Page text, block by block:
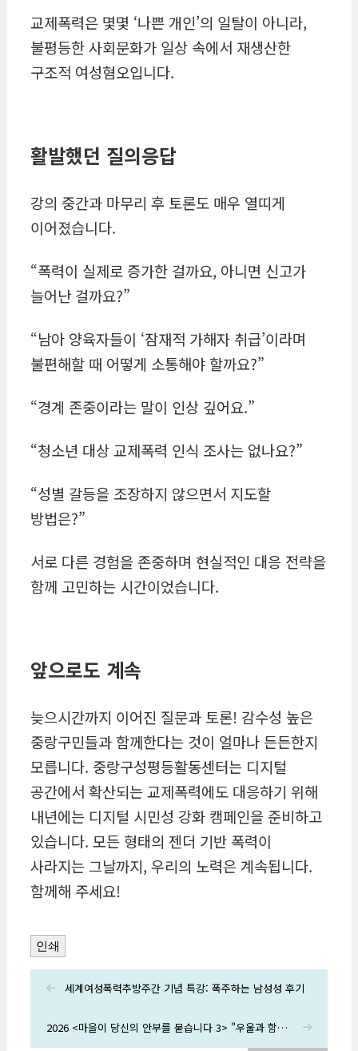
교제폭력은 몇몇 ‘나쁜 개인’의 일탈이 아니라,
불평등한 사회문화가 일상 속에서 재생산한
구조적 여성혐오입니다.
활발했던 질의응답
강의 중간과 마무리 후 토론도 매우 열띠게
이어졌습니다.
“폭력이 실제로 증가한 걸까요, 아니면 신고가
늘어난 걸까요?”
“남아 양육자들이 ‘잠재적 가해자 취급’이라며
불편해할 때 어떻게 소통해야 할까요?”
“경계 존중이라는 말이 인상 깊어요.”
“청소년 대상 교제폭력 인식 조사는 없나요?”
“성별 갈등을 조장하지 않으면서 지도할
방법은?”
서로 다른 경험을 존중하며 현실적인 대응 전략을
함께 고민하는 시간이었습니다.
앞으로도 계속
늦으시간까지 이어진 질문과 토론! 감수성 높은
중랑구민들과 함께한다는 것이 얼마나 든든한지
모릅니다. 중랑구성평등활동센터는 디지털
공간에서 확산되는 교제폭력에도 대응하기 위해
내년에는 디지털 시민성 강화 캠페인을 준비하고
있습니다. 모든 형태의 젠더 기반 폭력이
사라지는 그날까지, 우리의 노력은 계속됩니다.
함께해 주세요!
인쇄
세계여성폭력추방주간 기념 특강: 폭주하는 남성성 후기
2026 <마을이 당신의 안부를 묻습니다 3> "우울과 함께 살아가기" 특강 후기